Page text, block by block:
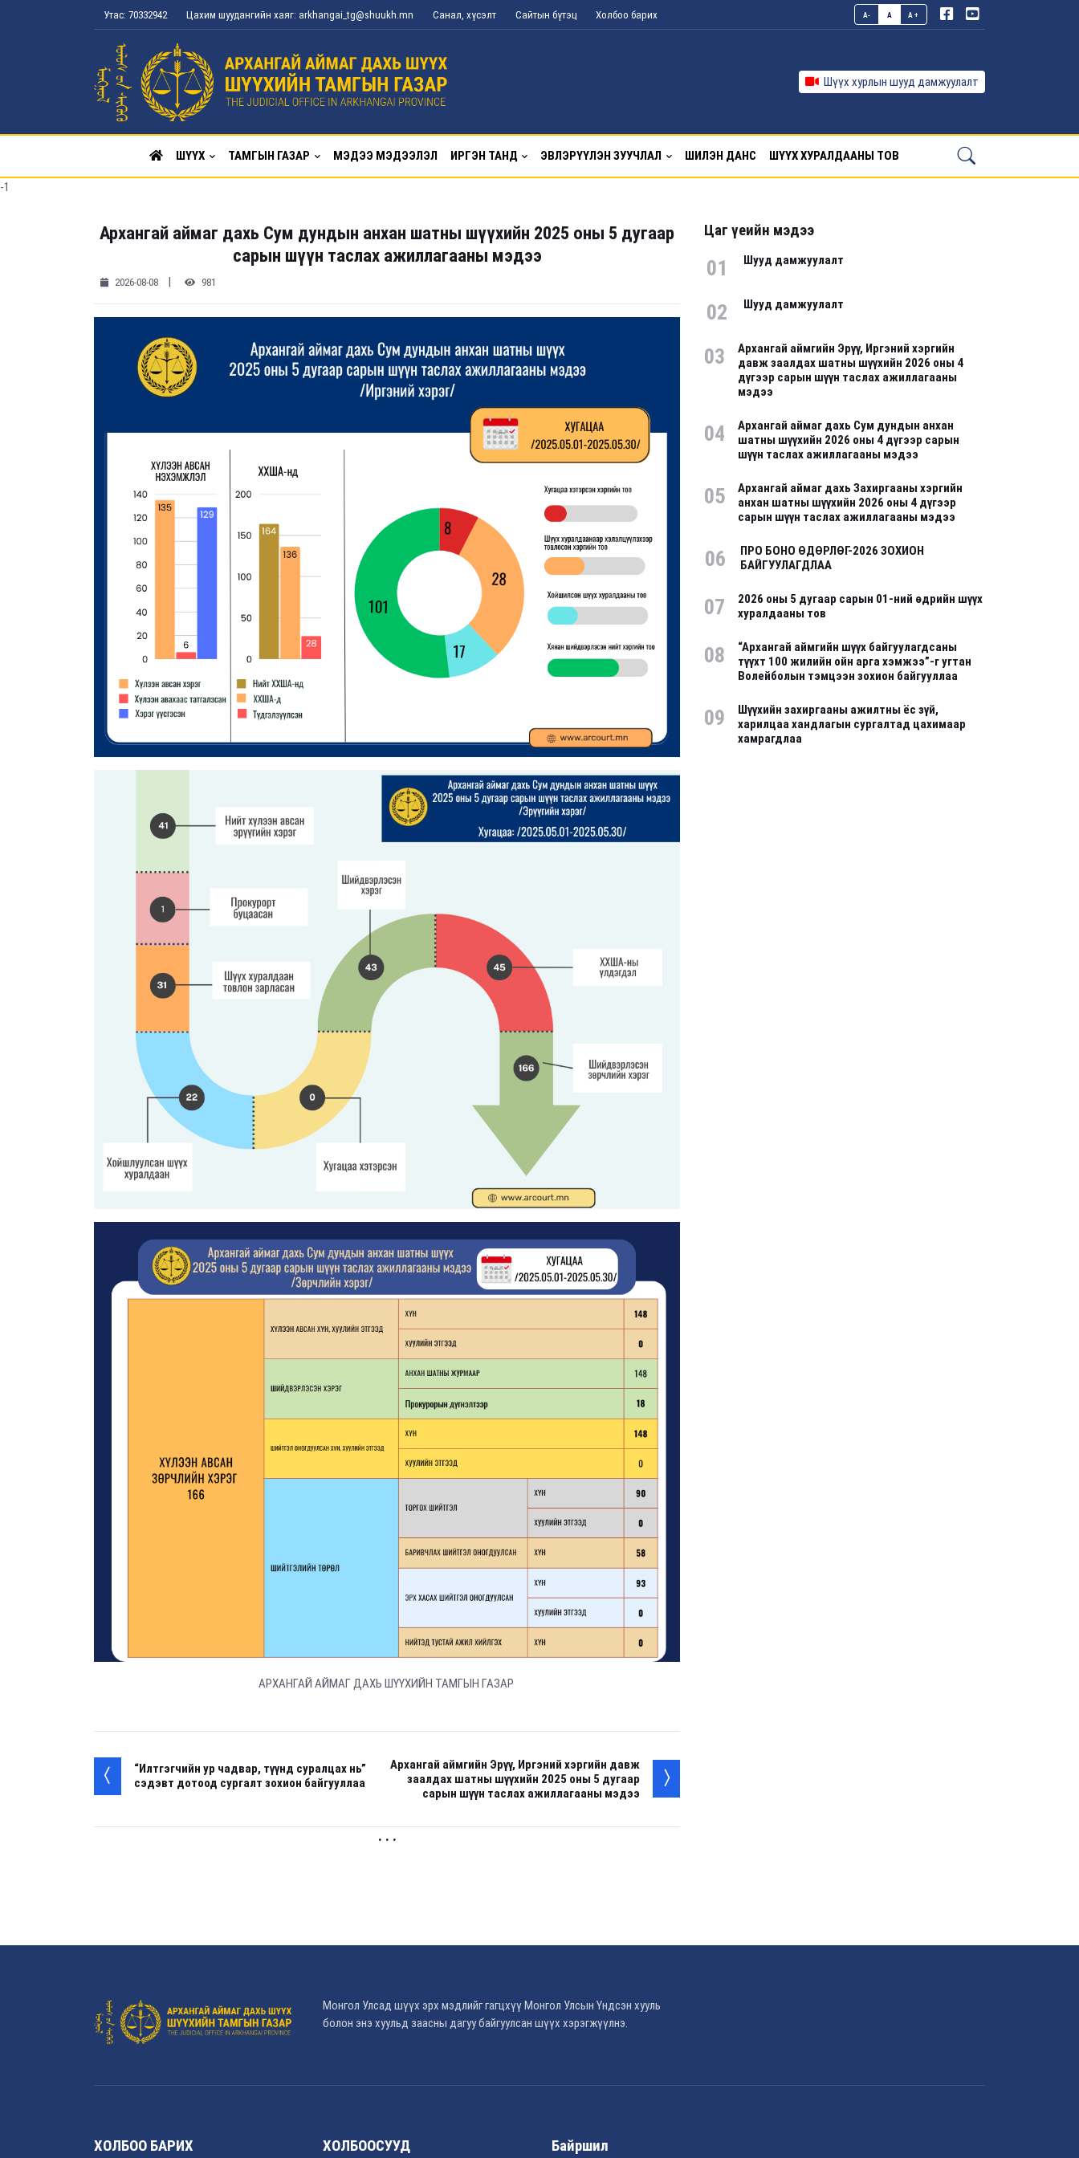
Утас: 70332942 Цахим шуудангийн хаяг: arkhangai_tg@shuukh.mn Санал, хүсэлт Сайтын бүтэц Холбоо барих A- A A+
Шүүх хурлын шууд дамжуулалт
ШҮҮХ ТАМГЫН ГАЗАР МЭДЭЭ МЭДЭЭЛЭЛ ИРГЭН ТАНД ЭВЛЭРҮҮЛЭН ЗУУЧЛАЛ ШИЛЭН ДАНС ШҮҮХ ХУРАЛДААНЫ ТОВ
-1
Архангай аймаг дахь Сум дундын анхан шатны шүүхийн 2025 оны 5 дугаар
сарын шүүн таслах ажиллагааны мэдээ
2026-08-08 | 981
АРХАНГАЙ АЙМАГ ДАХЬ ШҮҮХИЙН ТАМГЫН ГАЗАР
“Илтгэгчийн ур чадвар, түүнд суралцах нь”
сэдэвт дотоод сургалт зохион байгууллаа
Архангай аймгийн Эрүү, Иргэний хэргийн давж
заалдах шатны шүүхийн 2025 оны 5 дугаар
сарын шүүн таслах ажиллагааны мэдээ
. . .
Цаг үеийн мэдээ
01 Шууд дамжуулалт
02 Шууд дамжуулалт
03
Архангай аймгийн Эрүү, Иргэний хэргийн
давж заалдах шатны шүүхийн 2026 оны 4
дүгээр сарын шүүн таслах ажиллагааны
мэдээ
04
Архангай аймаг дахь Сум дундын анхан
шатны шүүхийн 2026 оны 4 дүгээр сарын
шүүн таслах ажиллагааны мэдээ
05
Архангай аймаг дахь Захиргааны хэргийн
анхан шатны шүүхийн 2026 оны 4 дүгээр
сарын шүүн таслах ажиллагааны мэдээ
06
ПРО БОНО ӨДӨРЛӨГ-2026 ЗОХИОН
БАЙГУУЛАГДЛАА
07
2026 оны 5 дугаар сарын 01-ний өдрийн шүүх
хуралдааны тов
08
“Архангай аймгийн шүүх байгуулагдсаны
түүхт 100 жилийн ойн арга хэмжээ”-г угтан
Волейболын тэмцээн зохион байгууллаа
09
Шүүхийн захиргааны ажилтны ёс зүй,
харилцаа хандлагын сургалтад цахимаар
хамрагдлаа
Монгол Улсад шүүх эрх мэдлийг гагцхүү Монгол Улсын Үндсэн хууль
болон энэ хуульд заасны дагуу байгуулсан шүүх хэрэгжүүлнэ.
ХОЛБОО БАРИХ ХОЛБООСУУД Байршил